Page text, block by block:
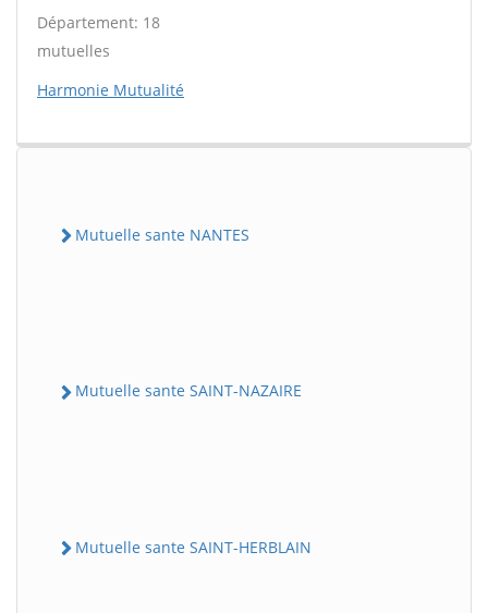
Département: 18
mutuelles
Harmonie Mutualité
Mutuelle sante NANTES
Mutuelle sante SAINT-NAZAIRE
Mutuelle sante SAINT-HERBLAIN